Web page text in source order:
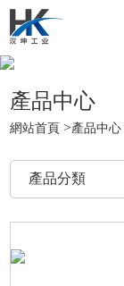
產品中心
網站首頁 >產品中心
產品分類